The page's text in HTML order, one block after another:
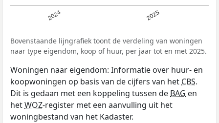
2024 2025
Bovenstaande lijngrafiek toont de verdeling van woningen
naar type eigendom, koop of huur, per jaar tot en met 2025.
Woningen naar eigendom: Informatie over huur- en
koopwoningen op basis van de cijfers van hetCBS.
Dit is gedaan met een koppeling tussen deBAG en
hetWOZ-register met een aanvulling uit het
woningbestand van het Kadaster.